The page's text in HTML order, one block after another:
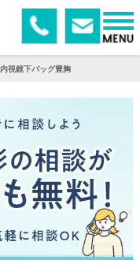
内視鏡下バッグ豊胸